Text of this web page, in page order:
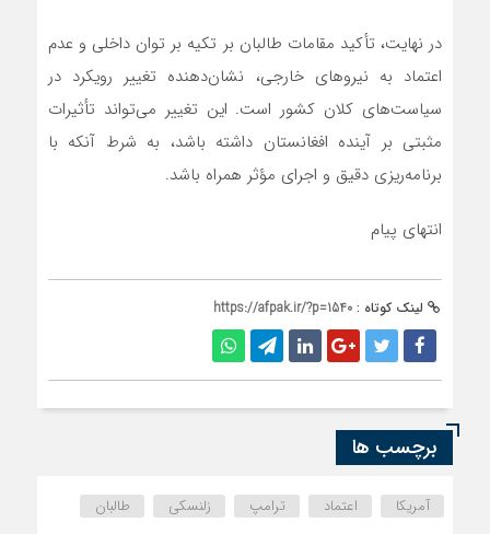
در نهایت، تأکید مقامات طالبان بر تکیه بر توان داخلی و عدم
اعتماد به نیروهای خارجی، نشان‌دهنده تغییر رویکرد در
سیاست‌های کلان کشور است. این تغییر می‌تواند تأثیرات
مثبتی بر آینده افغانستان داشته باشد، به شرط آنکه با
برنامه‌ریزی دقیق و اجرای مؤثر همراه باشد.
انتهای پیام
لینک کوتاه : https://afpak.ir/?p=1540
برچسب ها
آمریکا اعتماد ترامپ زلنسکی طالبان